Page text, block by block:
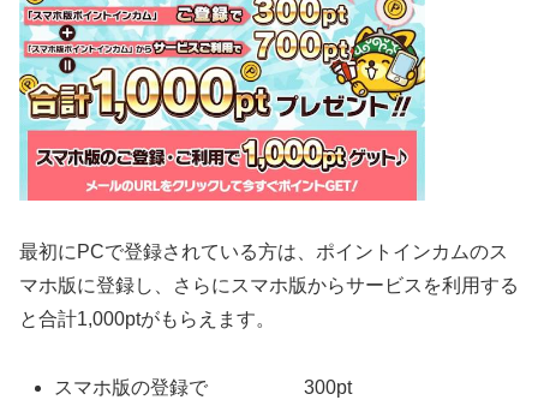
最初にPCで登録されている方は、ポイントインカムのス
マホ版に登録し、さらにスマホ版からサービスを利用する
と合計1,000ptがもらえます。
スマホ版の登録で 300pt